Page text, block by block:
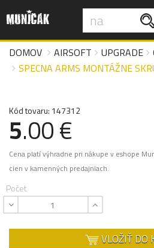
DOMOV
AIRSOFT UPGRADE
SPECNA ARMS MONTÁŽNE
Kód tovaru: 147312
5.00 €
Cena platí výhradne pri nákupe v eshope
cien v kamenných predajniach.
Počet
VLOŽIŤ DO